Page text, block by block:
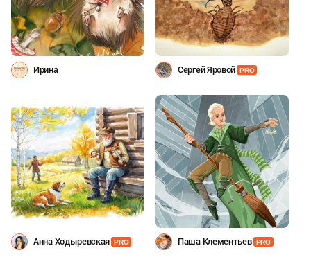
Ирина Сергей Яровой PRO
Анна Ходыревская PRO Паша Клементьев PRO